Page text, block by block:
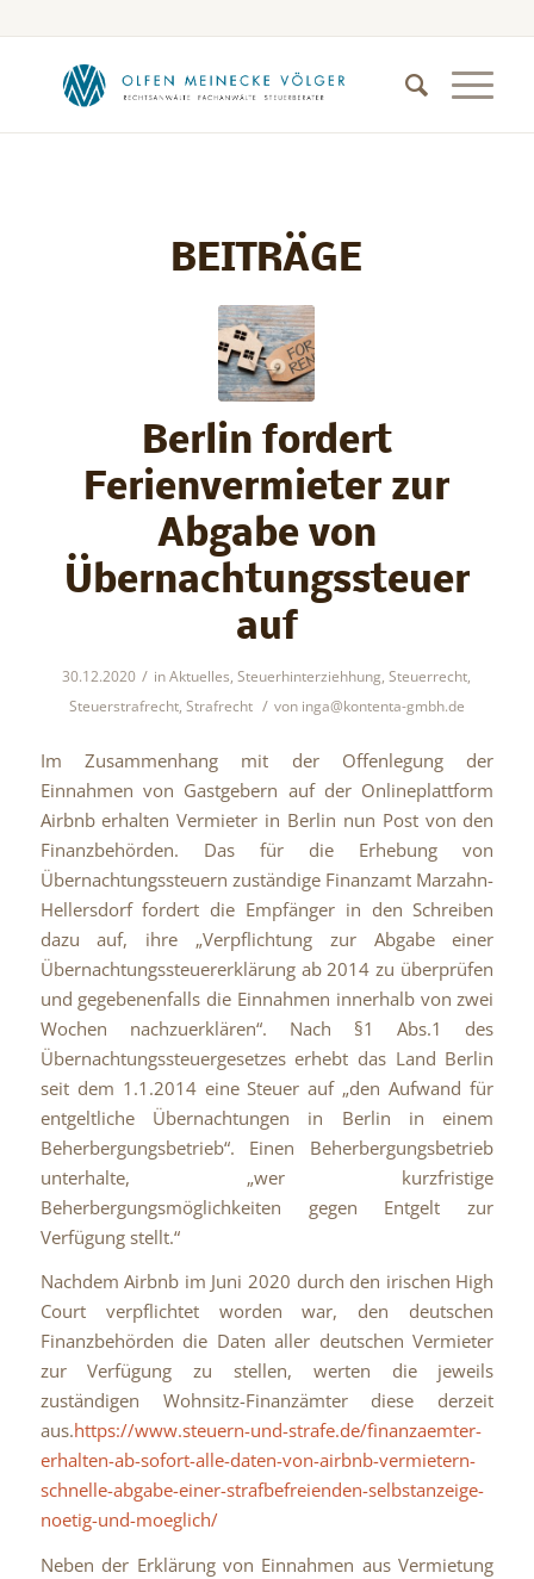
BEITRÄGE
Berlin fordert
Ferienvermieter zur
Abgabe von
Übernachtungssteuer
auf
30.12.2020 / inAktuelles,Steuerhinterziehhung,Steuerrecht,
Steuerstrafrecht, Strafrecht / von inga@kontenta-gmbh.de
Im Zusammenhang mit der Offenlegung der
Einnahmen von Gastgebern auf der Onlineplattform
Airbnb erhalten Vermieter in Berlin nun Post von den
Finanzbehörden. Das für die Erhebung von
Übernachtungssteuern zuständige Finanzamt Marzahn-
Hellersdorf fordert die Empfänger in den Schreiben
dazu auf, ihre „Verpflichtung zur Abgabe einer
Übernachtungssteuererklärung ab 2014 zu überprüfen
und gegebenenfalls die Einnahmen innerhalb von zwei
Wochen nachzuerklären“. Nach §1 Abs.1 des
Übernachtungssteuergesetzes erhebt das Land Berlin
seit dem 1.1.2014 eine Steuer auf „den Aufwand für
entgeltliche Übernachtungen in Berlin in einem
Beherbergungsbetrieb“. Einen Beherbergungsbetrieb
unterhalte, „wer kurzfristige
Beherbergungsmöglichkeiten gegen Entgelt zur
Verfügung stellt.“
Nachdem Airbnb im Juni 2020 durch den irischen High
Court verpflichtet worden war, den deutschen
Finanzbehörden die Daten aller deutschen Vermieter
zur Verfügung zu stellen, werten die jeweils
zuständigen Wohnsitz-Finanzämter diese derzeit
aus.https://www.steuern-und-strafe.de/finanzaemter-
erhalten-ab-sofort-alle-daten-von-airbnb-vermietern-
schnelle-abgabe-einer-strafbefreienden-selbstanzeige-
noetig-und-moeglich/
Neben der Erklärung von Einnahmen aus Vermietung